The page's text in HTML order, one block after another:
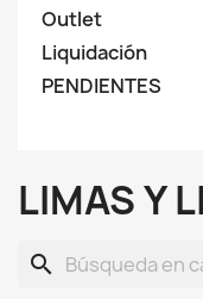
Outlet
Liquidación
PENDIENTES
LIMAS Y
search